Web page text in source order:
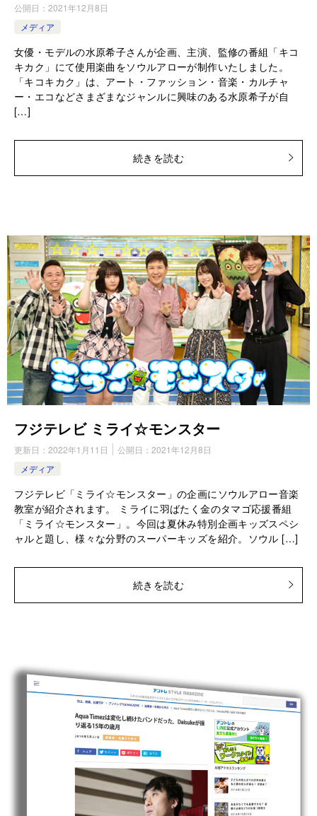
公開日： 2021年12月8日
メディア
女優・モデルの水原希子さんが企画、主演、監修の番組「キコ
キカク」にて使用楽曲をソウルアローが制作いたしました。
「キコキカク」は、アート・ファッション・音楽・カルチャ
ー・エコなどさまざまなジャンルに興味のある水原希子が自
[…]
続きを読む
フジテレビ ミライ☆モンスター
更新日： 2022年1月11日 公開日： 2021年12月8日
メディア
フジテレビ「ミライ☆モンスター」の企画にソウルアロー音楽
教室が紹介されます。 ミライに羽ばたく金のタマゴ応援番組
「ミライ☆モンスター」。今回は夏休み特別企画キッズスペシ
ャルと題し、様々な分野のスーパーキッズを紹介。ソウル […]
続きを読む